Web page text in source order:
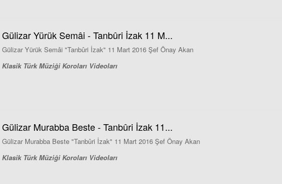
Gülizar Yürük Semâi - Tanbûri İzak 11 M...
Gülizar Yürük Semâi "Tanbûri İzak" 11 Mart 2016 Şef Önay Akan
Klasik Türk Müziği Koroları Videoları
Gülizar Murabba Beste - Tanbûri İzak 11...
Gülizar Murabba Beste "Tanbûri İzak" 11 Mart 2016 Şef Önay Akan
Klasik Türk Müziği Koroları Videoları